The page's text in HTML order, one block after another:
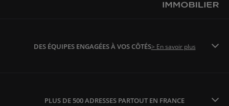
DES ÉQUIPES ENGAGÉES À VOS CÔTÉS> En savoir plus
PLUS DE 500 ADRESSES PARTOUT EN FRANCE